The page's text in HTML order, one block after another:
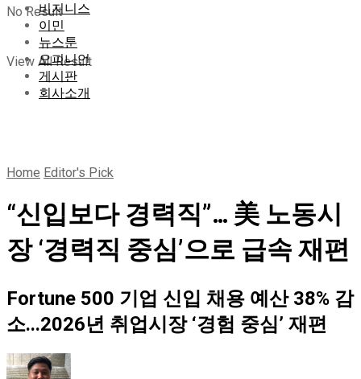
No Result
View All Result
비지니스
이민
뉴스툰
오피니언
게시판
회사소개
Home Editor's Pick
“신입보다 경력직”… 美 노동시
장 ‘경력직 중심’으로 급속 재편
Fortune 500 기업 신입 채용 예산 38% 감
소...2026년 취업시장 ‘경험 중심’ 재편